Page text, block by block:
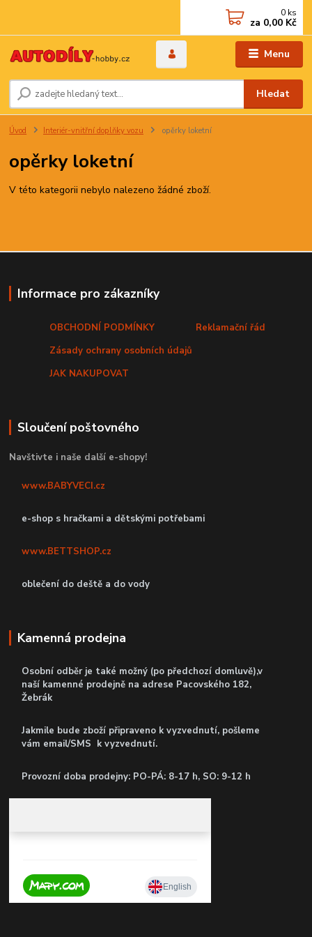
Menu
Hledat
0 ks
za 0,00 Kč
Úvod Interiér-vnitřní doplňky vozu opěrky loketní
opěrky loketní
V této kategorii nebylo nalezeno žádné zboží.
Informace pro zákazníky
OBCHODNÍ PODMÍNKY
Reklamační řád
Zásady ochrany osobních údajů
JAK NAKUPOVAT
Sloučení poštovného
Navštivte i naše další e-shopy!
www.BABYVECI.cz
e-shop s hračkami a dětskými potřebami
www.BETTSHOP.cz
oblečení do deště a do vody
Kamenná prodejna
Osobní odběr je také možný (po předchozí domluvě),v
naší kamenné prodejně na adrese Pacovského 182,
Žebrák
Jakmile bude zboží připraveno k vyzvednutí, pošleme
vám email/SMS k vyzvednutí.
Provozní doba prodejny: PO-PÁ: 8-17 h, SO: 9-12 h